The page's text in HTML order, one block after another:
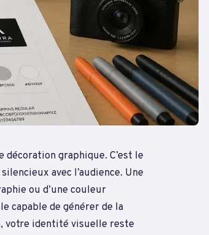
graphique. C’est le
avec l’audience. Une
ou d’une couleur
capable de générer de la
votre identité visuelle reste